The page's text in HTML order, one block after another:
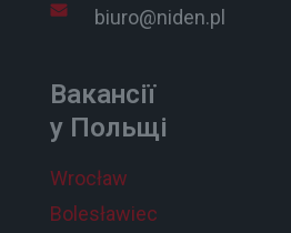
biuro@niden.pl
Вакансії
у Польщі
Wrocław
Bolesławiec